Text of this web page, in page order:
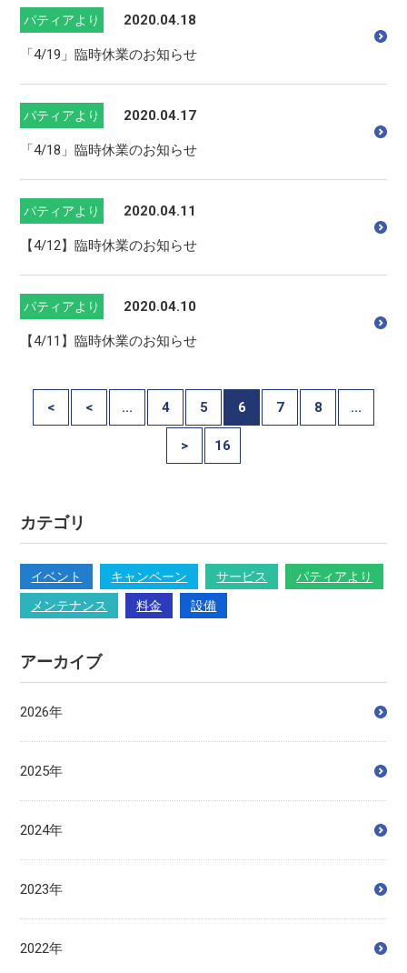
パティアより 2020.04.18
「4/19」臨時休業のお知らせ
パティアより 2020.04.17
「4/18」臨時休業のお知らせ
パティアより 2020.04.11
【4/12】臨時休業のお知らせ
パティアより 2020.04.10
【4/11】臨時休業のお知らせ
< < ... 4 5 6 7 8 ...
> 16
カテゴリ
イベント キャンペーン サービス
パティアより
メンテナンス
料金 設備
アーカイブ
2026年
2025年
2024年
2023年
2022年